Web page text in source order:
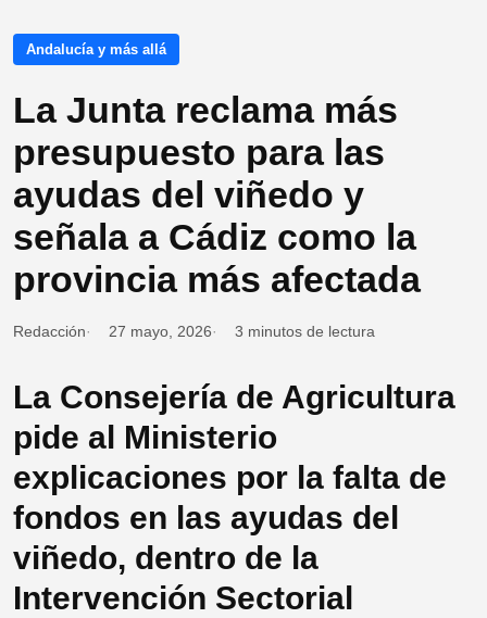
Andalucía y más allá
La Junta reclama más
presupuesto para las
ayudas del viñedo y
señala a Cádiz como la
provincia más afectada
Redacción 27 mayo, 2026 3 minutos de lectura
La Consejería de Agricultura
pide al Ministerio
explicaciones por la falta de
fondos en las ayudas del
viñedo, dentro de la
Intervención Sectorial